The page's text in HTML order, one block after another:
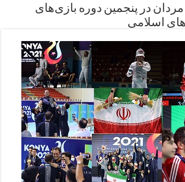
در پنجمین دوره بازی‌های
اسلامی